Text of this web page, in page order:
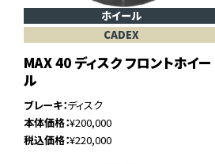
ホイール
CADEX
MAX 40 ディスク フロントホイー
ル
ブレーキ ディスク
本体価格 ¥200,000
税込価格 ¥220,000